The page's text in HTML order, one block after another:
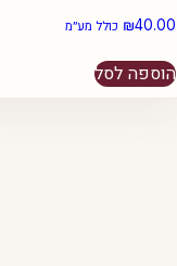
₪40.00 כולל מע״מ
הוספה לסל